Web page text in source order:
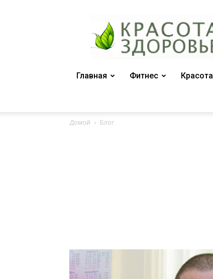
журнал
"Красота
и
Главная
Фитнес Красота
Домой Блог